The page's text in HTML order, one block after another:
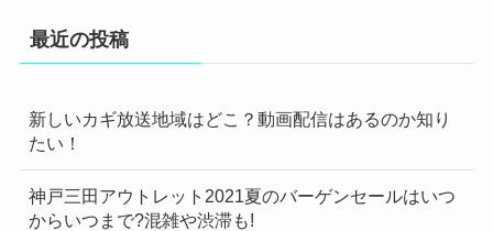
最近の投稿
新しいカギ放送地域はどこ？動画配信はあるのか知り
たい！
神戸三田アウトレット2021夏のバーゲンセールはいつ
からいつまで?混雑や渋滞も!